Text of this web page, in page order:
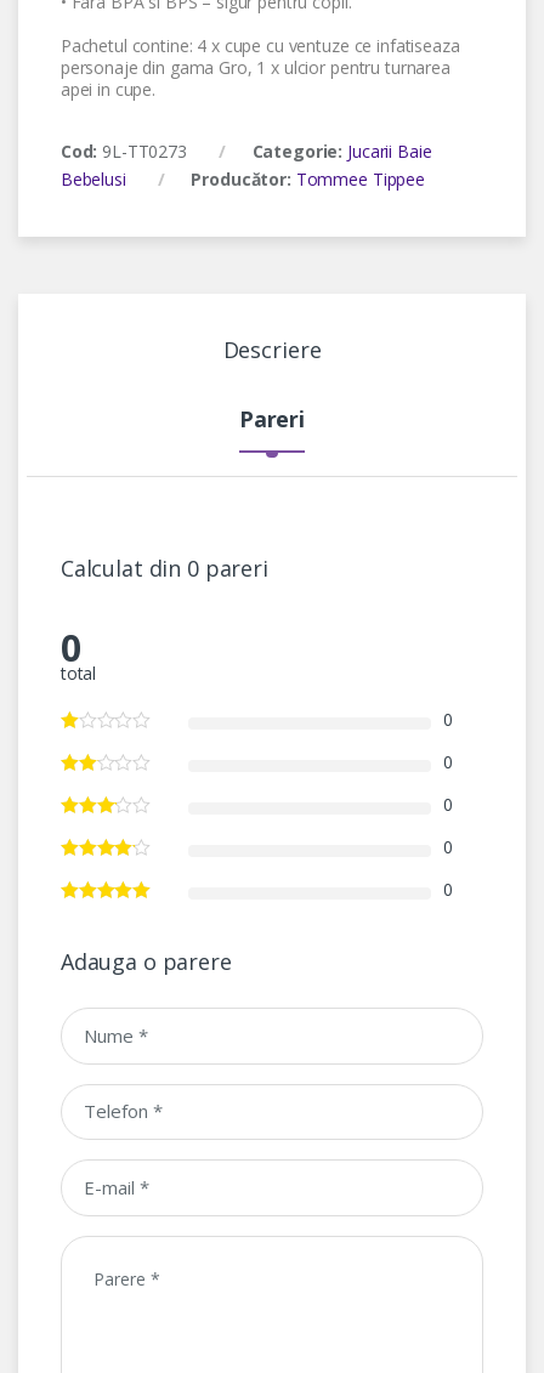
Pachetul contine: 4 x cupe cu ventuze ce infatiseaza
personaje din gama Gro, 1 x ulcior pentru turnarea
apei in cupe.
Cod: 9L-TT0273 Categorie: Jucarii Baie
Bebelusi
Producător: Tommee Tippee
Descriere
Pareri
Calculat din 0 pareri
0
total
0
0
0
0
0
Adauga o parere